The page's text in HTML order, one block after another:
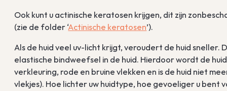
Ook kunt u actinische keratosen krijgen, dit zijn
(zie de folder ‘Actinische keratosen’).
Als de huid veel uv-licht krijgt, veroudert de huid
elastische bindweefsel in de huid. Hierdoor wordt de
verkleuring, rode en bruine vlekken en is de huid niet
vlekjes). Hoe lichter uw huidtype, hoe gevoeliger u bent